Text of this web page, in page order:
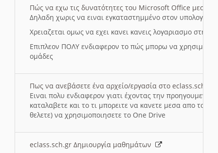
Πώς να εχω τις δυνατότητες του Microsoft Office μεσω
Δηλαδη χωρις να ειναι εγκαταστημμένο στον
Χρειαζεται ομως να εχει κανει κανεις λογαριασμο στη
Επιπλεον ΠΟΛΥ ενδιαφερον το πώς μπορω να
ομάδες
Πως να ανεβάσετε ένα αρχείο/εργασία στο eclass.sch.gr
Ειναι πολυ ενδιαφερον γιατι έχοντας την
καταλαβετε και το τι μπορειτε να κανετε μεσα απο το
θελετε) να χρησιμοποιησετε το One Drive
eclass.sch.gr Δημιουργία μαθημάτων